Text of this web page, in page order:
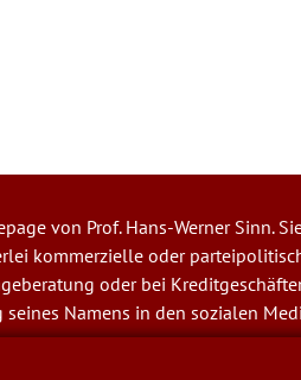
von Prof. Hans-Werner Sinn.
kommerzielle oder
oder bei
Namens in den sozialen